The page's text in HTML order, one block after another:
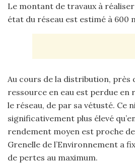
Le montant de travaux à
état du réseau est estimé à 600
Au cours de la distribution, près
ressource en eau est perdue en
le réseau, de par sa vétusté. Ce
significativement plus élevé
rendement moyen est proche
Grenelle de l’Environnement a
de pertes au maximum.